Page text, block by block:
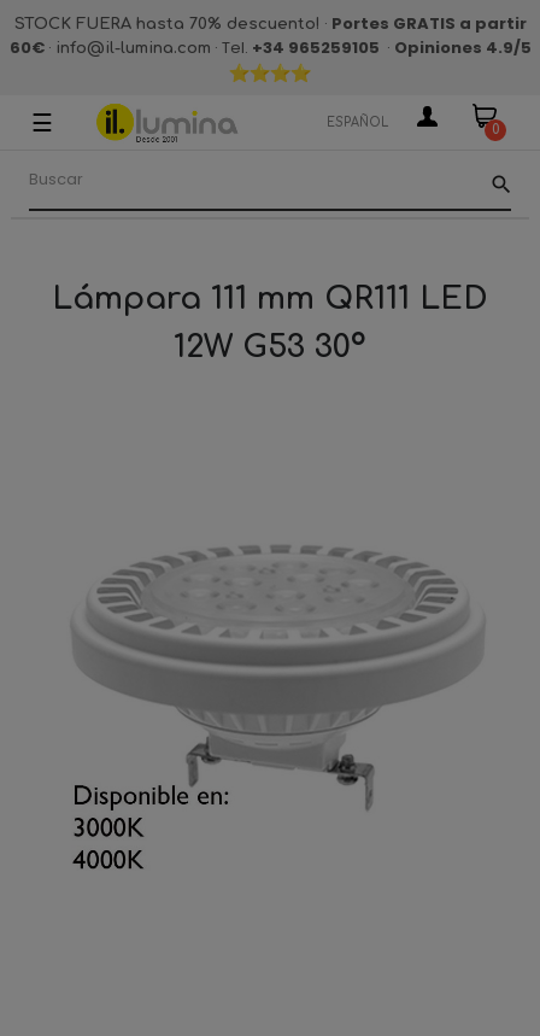
STOCK FUERA hasta 70% descuento! · Portes GRATIS a partir
60€· info@il-lumina.com · Tel. +34 965259105 · Opiniones 4.9/5
Navegación
palanca
☰ ESPAÑOL 0
search
Lámpara 111 mm QR111 LED
12W G53 30º